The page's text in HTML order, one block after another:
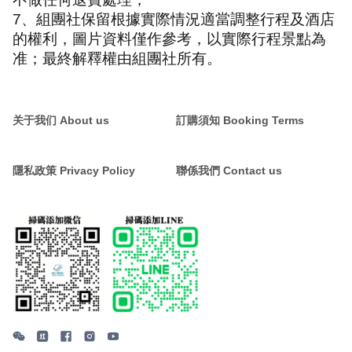
7、組團社保留根據實際情況適當調整行程及酒店
的權利，圖片資料僅作參考，以實際行程景點為
准；最終解釋權由組團社所有。
关于我们 About us 訂購須知 Booking Terms
隱私政策 Privacy Policy 聯係我們 Contact us